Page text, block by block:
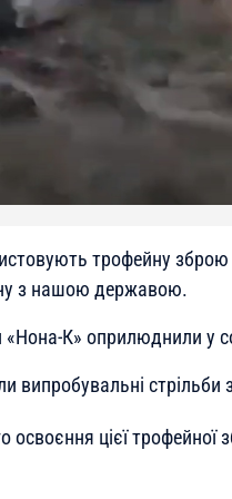
трофейну зброю
з нашою державою.
«Нона-К» оприлюднили у
випробувальні стрільби
освоєння цієї трофейної